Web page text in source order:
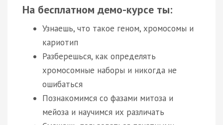
На бесплатном демо-курсе ты:
Узнаешь, что такое геном, хромосомы и
кариотип
Разберешься, как определять
хромосомные наборы и никогда не
ошибаться
Познакомимся со фазами митоза и
мейоза и научимся их различать